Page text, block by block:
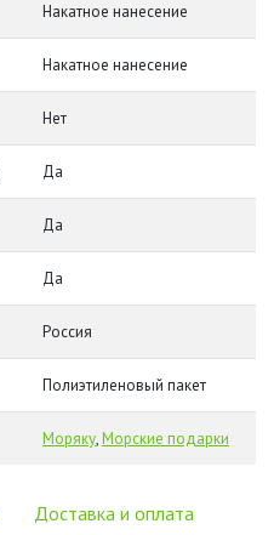
Накатное нанесение
Накатное нанесение
Нет
Да
Да
Да
Россия
Полиэтиленовый пакет
Моряку,Морские подарки
Доставка и оплата